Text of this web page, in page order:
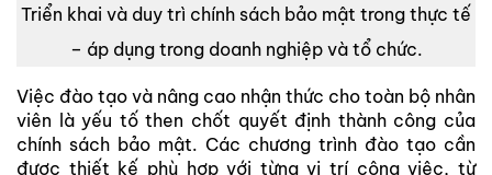
Triển khai và duy trì chính sách bảo mật trong thực tế
– áp dụng trong doanh nghiệp và tổ chức.
Việc đào tạo và nâng cao nhận thức cho toàn bộ nhân
viên là yếu tố then chốt quyết định thành công của
chính sách bảo mật. Các chương trình đào tạo cần
được thiết kế phù hợp với từng vị trí công việc, từ